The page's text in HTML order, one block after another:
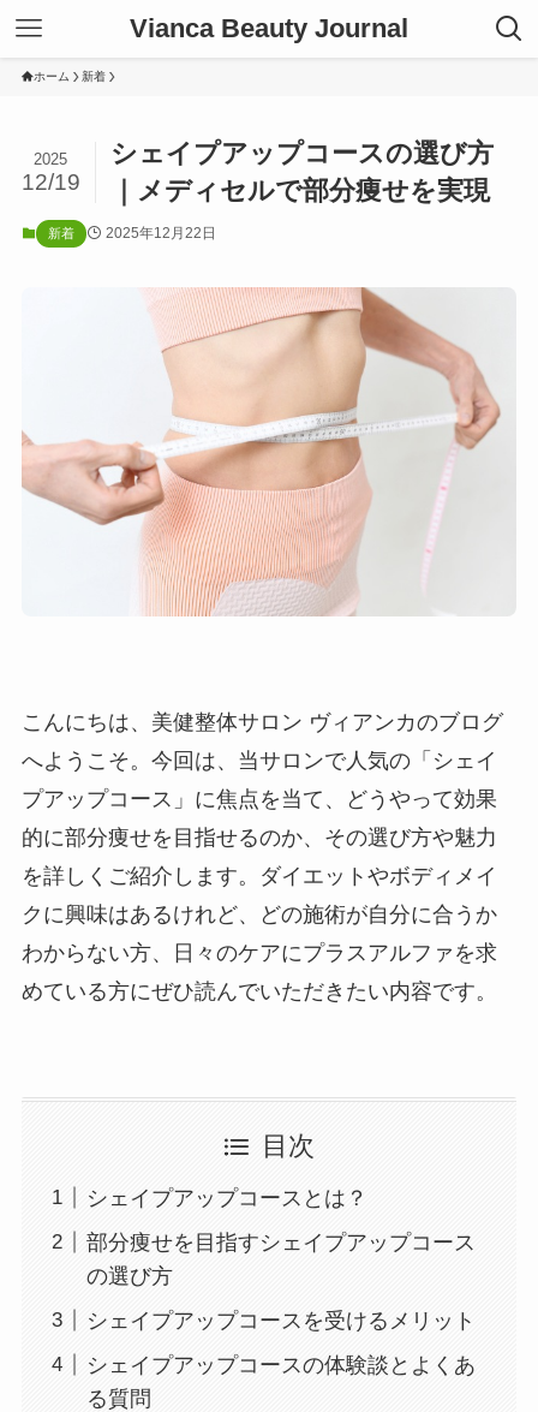
Vianca Beauty Journal
ホーム 新着
シェイプアップコースの選び方
｜メディセルで部分痩せを実現
2025
12/19
新着 2025年12月22日
こんにちは、美健整体サロン ヴィアンカのブログ
へようこそ。今回は、当サロンで人気の「シェイ
プアップコース」に焦点を当て、どうやって効果
的に部分痩せを目指せるのか、その選び方や魅力
を詳しくご紹介します。ダイエットやボディメイ
クに興味はあるけれど、どの施術が自分に合うか
わからない方、日々のケアにプラスアルファを求
めている方にぜひ読んでいただきたい内容です。
目次
シェイプアップコースとは？
部分痩せを目指すシェイプアップコース
の選び方
シェイプアップコースを受けるメリット
シェイプアップコースの体験談とよくあ
る質問